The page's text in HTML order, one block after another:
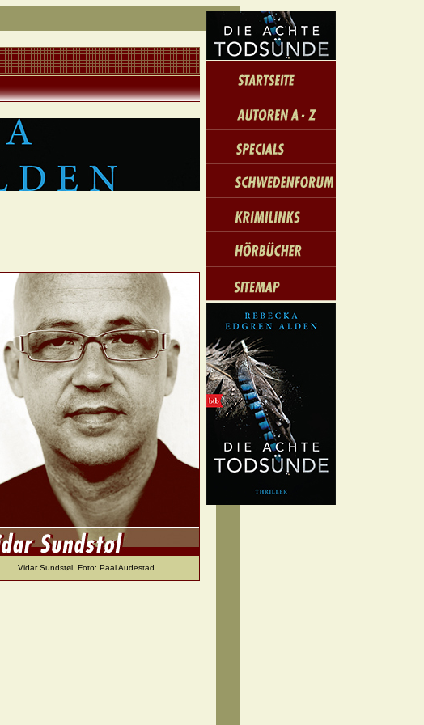
Vidar Sundstøl, Foto: Paal Audestad